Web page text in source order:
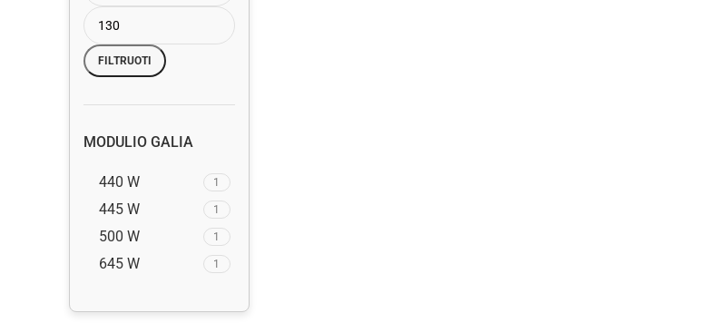
FILTRUOTI
MODULIO GALIA
440 W 1
445 W 1
500 W 1
645 W 1